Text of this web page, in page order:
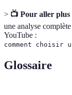
> 📺 Pour aller plus
une analyse
YouTube :
comment choisir
Glossaire